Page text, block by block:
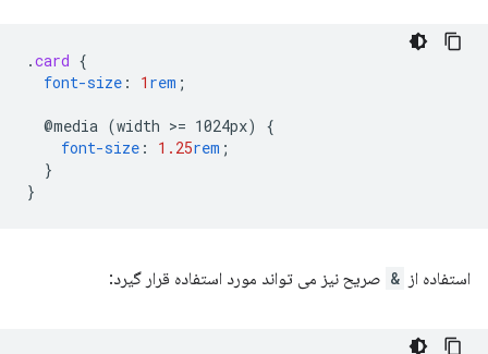
.card {
font-size : 1 rem ;
@media (width >= 1024px)
{
font-size : 1.25rem ;
}
}
استفاده از & صریح نیز می تواند مورد استفاده قرار گیرد: